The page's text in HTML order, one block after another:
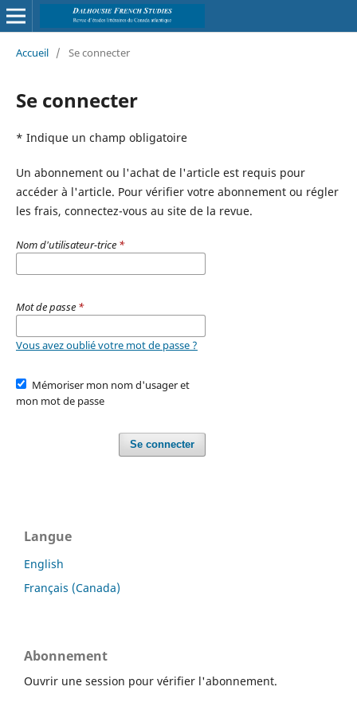
Accueil / Se connecter
Se connecter
* Indique un champ obligatoire
Un abonnement ou l'achat de l'article est requis pour
accéder à l'article. Pour vérifier votre abonnement ou régler
les frais, connectez-vous au site de la revue.
Nom d'utilisateur-trice *
Mot de passe *
Vous avez oublié votre mot de passe ?
Mémoriser mon nom d'usager et
mon mot de passe
Se connecter
Langue
English
Français (Canada)
Abonnement
Ouvrir une session pour vérifier l'abonnement.